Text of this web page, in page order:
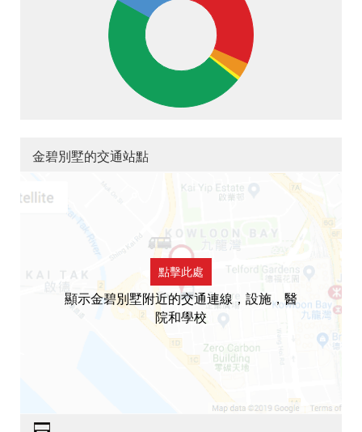
金碧別墅的交通站點
點擊此處
顯示金碧別墅附近的交通連線，設施，醫
院和學校